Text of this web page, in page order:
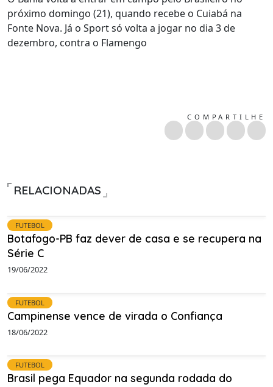
próximo domingo (21), quando recebe o Cuiabá na
Fonte Nova. Já o Sport só volta a jogar no dia 3 de
dezembro, contra o Flamengo
COMPARTILHE
RELACIONADAS
FUTEBOL
Botafogo-PB faz dever de casa e se recupera na
Série C
19/06/2022
FUTEBOL
Campinense vence de virada o Confiança
18/06/2022
FUTEBOL
Brasil pega Equador na segunda rodada do